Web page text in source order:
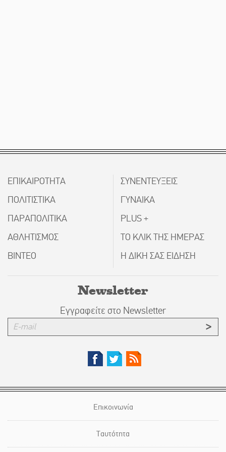
ΕΠΙΚΑΙΡΟΤΗΤΑ
ΠΟΛΙΤΙΣΤΙΚΑ
ΠΑΡΑΠΟΛΙΤΙΚΑ
ΑΘΛΗΤΙΣΜΟΣ
ΒΙΝΤΕΟ
ΣΥΝΕΝΤΕΥΞΕΙΣ
ΓΥΝΑΙΚΑ
PLUS +
ΤΟ ΚΛΙΚ ΤΗΣ ΗΜΕΡΑΣ
Η ΔΙΚΗ ΣΑΣ ΕΙΔΗΣΗ
Newsletter
Εγγραφείτε στο Newsletter
Επικοινωνία
Ταυτότητα